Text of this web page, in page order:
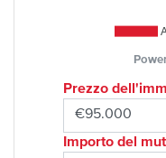
Prezzo
Importo del